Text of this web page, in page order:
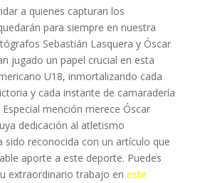
a quienes capturan los
para siempre en nuestra
Sebastián Lasquera y Óscar
jugado un papel crucial en esta
U18, inmortalizando cada
y cada instante de camaradería
mención merece Óscar
dedicación al atletismo
sido reconocida con un artículo que
aporte a este deporte. Puedes
extraordinario trabajo en este